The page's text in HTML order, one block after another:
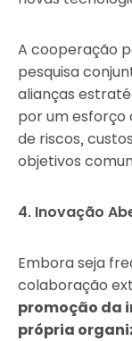
A cooperação
pesquisa
alianças
por um
de riscos,
objetivos
4. Inovação
Embora seja
colaboração
promoção da
própria